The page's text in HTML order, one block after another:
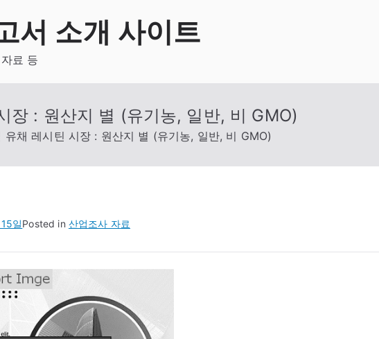
서 소개 사이트
료 등
장 : 원산지 별 (유기농, 일반, 비 GMO)
유채 레시틴 시장 : 원산지 별 (유기농, 일반, 비 GMO)
일Posted in 산업조사 자료